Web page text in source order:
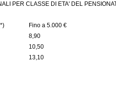
PER CLASSE DI ETA' DEL
Fino a 5.000 €
8,90
10,50
13,10